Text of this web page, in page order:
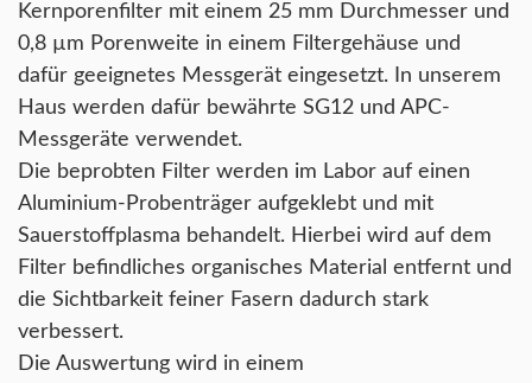
Kernporenfilter mit einem 25 mm Durchmesser und
0,8 µm Porenweite in einem Filtergehäuse und
dafür geeignetes Messgerät eingesetzt. In unserem
Haus werden dafür bewährte SG12 und APC-
Messgeräte verwendet.
Die beprobten Filter werden im Labor auf einen
Aluminium-Probenträger aufgeklebt und mit
Sauerstoffplasma behandelt. Hierbei wird auf dem
Filter befindliches organisches Material entfernt und
die Sichtbarkeit feiner Fasern dadurch stark
verbessert.
Die Auswertung wird in einem